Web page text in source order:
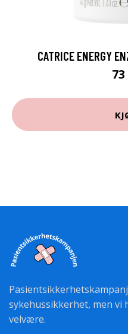
CATRICE ENERGY
sykehussikkerhet, men
velvære.